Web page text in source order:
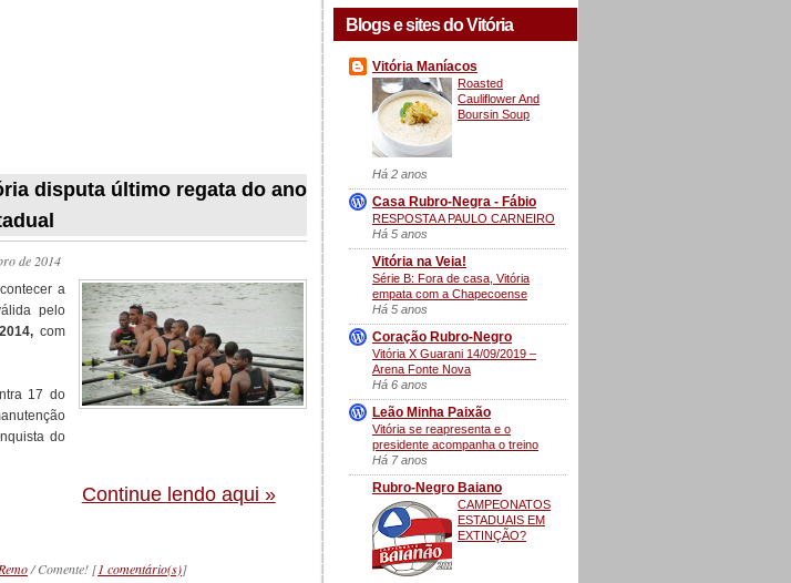
disputa último regata do ano
de 2014
a
pelo
com
17 do
do
Continue lendo aqui »
/ Comente! [1 comentário(s)]
Blogs e sites do Vitória
Vitória Maníacos
Roasted
Cauliflower And
Boursin Soup
Há 2 anos
Casa Rubro-Negra - Fábio
RESPOSTA A PAULO CARNEIRO
Há 5 anos
Vitória na Veia!
Série B: Fora de casa, Vitória
empata com a Chapecoense
Há 5 anos
Coração Rubro-Negro
Vitória X Guarani 14/09/2019 –
Arena Fonte Nova
Há 6 anos
Leão Minha Paixão
Vitória se reapresenta e o
presidente acompanha o treino
Há 7 anos
Rubro-Negro Baiano
CAMPEONATOS
ESTADUAIS EM
EXTINÇÃO?